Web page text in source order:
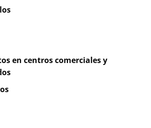
en centros comerciales y